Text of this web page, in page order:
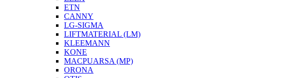
ETN
CANNY
LG-SIGMA
LIFTMATERIAL (LM)
KLEEMANN
KONE
MACPUARSA (MP)
ORONA